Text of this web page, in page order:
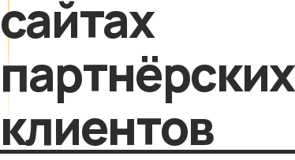
сайтах
партнёрских
клиентов